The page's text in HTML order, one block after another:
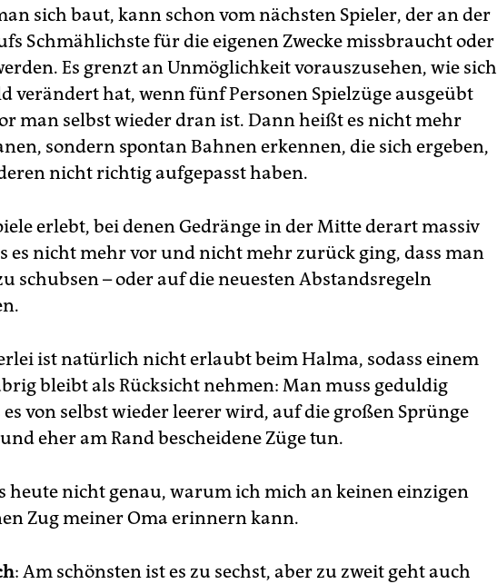
sich baut, kann schon vom nächsten Spieler, der an der
Schmählichste für die eigenen Zwecke missbraucht oder
Es grenzt an Unmöglichkeit vorauszusehen, wie sich
verändert hat, wenn fünf Personen Spielzüge ausgeübt
man selbst wieder dran ist. Dann heißt es nicht mehr
sondern spontan Bahnen erkennen, die sich ergeben,
nicht richtig aufgepasst haben.
erlebt, bei denen Gedränge in der Mitte derart massiv
es nicht mehr vor und nicht mehr zurück ging, dass man
schubsen – oder auf die neuesten Abstandsregeln
ist natürlich nicht erlaubt beim Halma, sodass einem
bleibt als Rücksicht nehmen: Man muss geduldig
von selbst wieder leerer wird, auf die großen Sprünge
eher am Rand bescheidene Züge tun.
heute nicht genau, warum ich mich an keinen einzigen
Zug meiner Oma erinnern kann.
: Am schönsten ist es zu sechst, aber zu zweit geht auch